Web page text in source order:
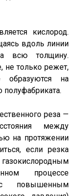
кислород.
вдоль линии
всю толщину.
не только режет,
на
полуфабриката.
реза —
между
на протяжении
если резка
процессе
с повышенным